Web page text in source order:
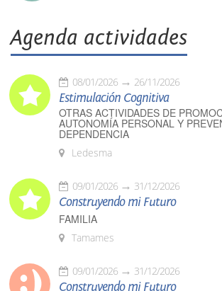
Agenda actividades
08/01/2026 26/11/2026
Estimulación Cognitiva
OTRAS ACTIVIDADES DE
AUTONOMÍA PERSONAL Y
DEPENDENCIA
Ledesma
09/01/2026 31/12/2026
Construyendo mi Futuro
FAMILIA
Tamames
09/01/2026 31/12/2026
Construyendo mi Futuro